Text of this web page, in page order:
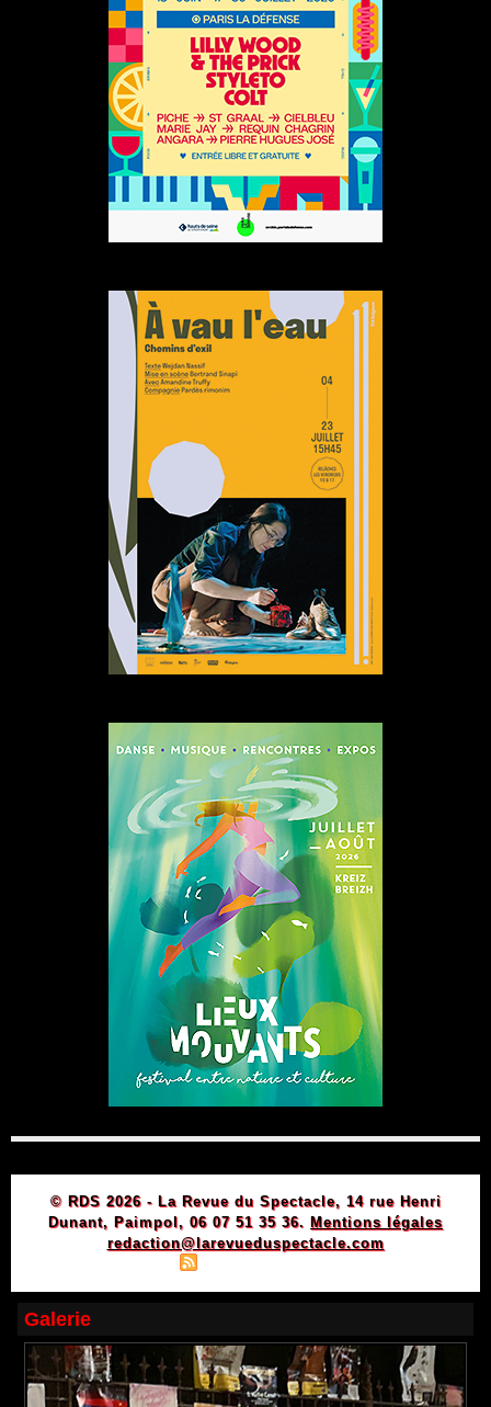
© RDS 2026 - La Revue du Spectacle, 14 rue Henri
Dunant, Paimpol, 06 07 51 35 36. Mentions légales
redaction@larevueduspectacle.com
Galerie